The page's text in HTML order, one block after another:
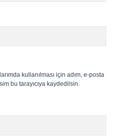
kullanılması için adım, e-posta
bu tarayıcıya kaydedilsin.